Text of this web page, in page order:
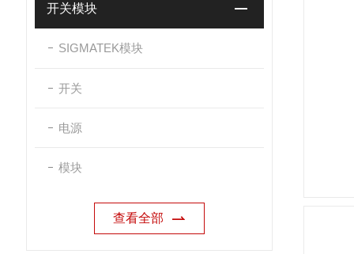
开关模块
SIGMATEK模块
开关
电源
模块
查看全部